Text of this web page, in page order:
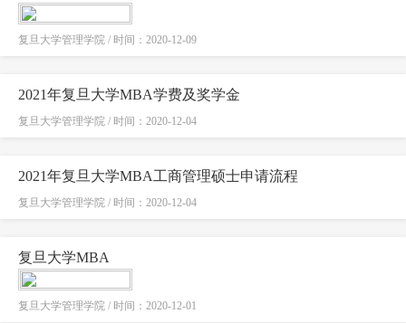
复旦大学管理学院 / 时间：2020-12-09
2021年复旦大学MBA学费及奖学金
复旦大学管理学院 / 时间：2020-12-04
2021年复旦大学MBA工商管理硕士申请流程
复旦大学管理学院 / 时间：2020-12-04
复旦大学MBA
复旦大学管理学院 / 时间：2020-12-01